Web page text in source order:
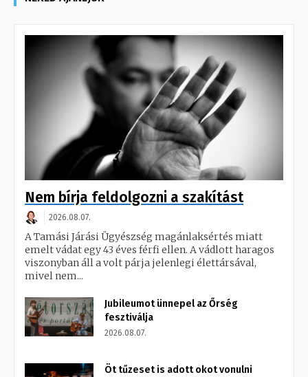
Nem bírja feldolgozni a szakítást
2026.08.07.
A Tamási Járási Ügyészség magánlaksértés miatt
emelt vádat egy 43 éves férfi ellen. A vádlott haragos
viszonyban áll a volt párja jelenlegi élettársával,
mivel nem...
Jubileumot ünnepel az Őrség
fesztiválja
2026.08.07.
Öt tűzeset is adott okot vonulni